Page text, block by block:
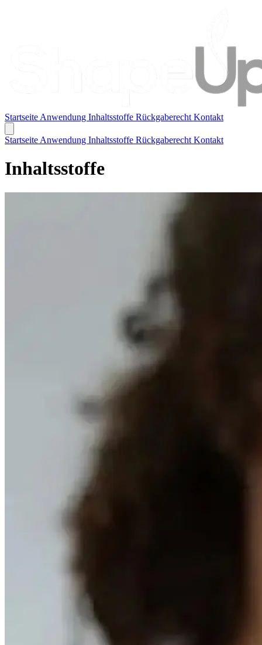
Startseite Anwendung Inhaltsstoffe Rückgaberecht Kontakt
Startseite Anwendung Inhaltsstoffe Rückgaberecht Kontakt
Inhaltsstoffe